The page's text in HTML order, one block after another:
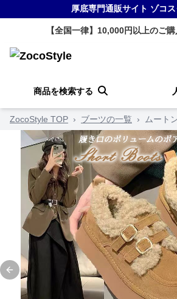
厚底専門通販サイト ゾコ
【全国一律】10,000円以上のご
商品を検索する
ZocoStyle TOP › ブーツの一覧 › ムート
Previous slide